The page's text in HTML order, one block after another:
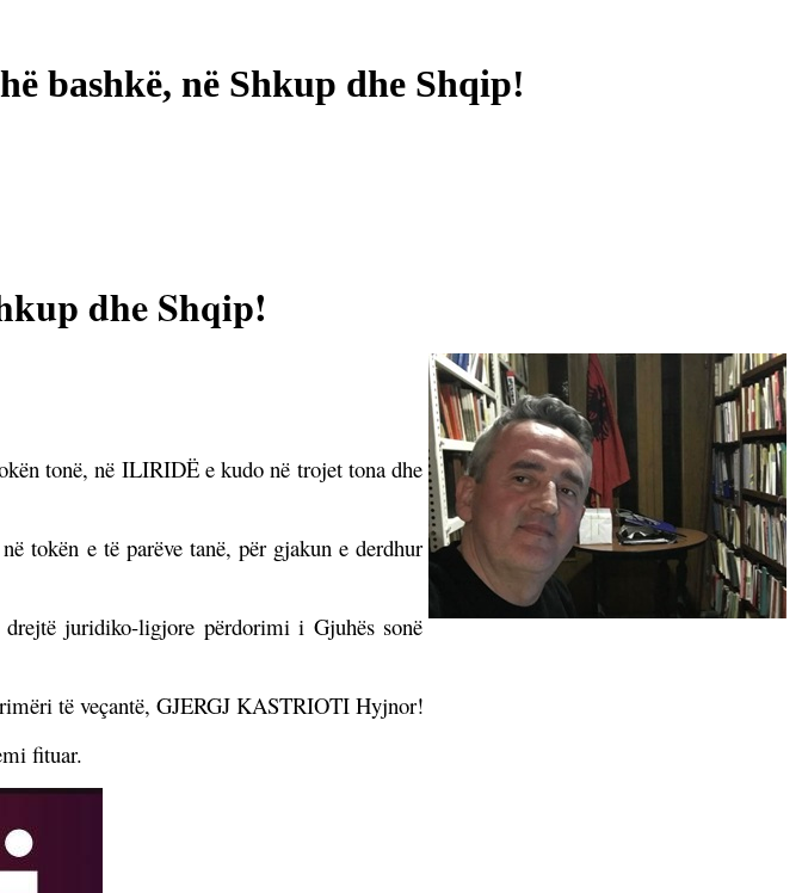
bashkë, në Shkup dhe Shqip!
dhe Shqip!
tonë, në ILIRIDË e kudo në trojet tona dhe
tokën e të parëve tanë, për gjakun e derdhur
drejtë juridiko-ligjore përdorimi i Gjuhës sonë
të veçantë, GJERGJ KASTRIOTI Hyjnor!
fituar.